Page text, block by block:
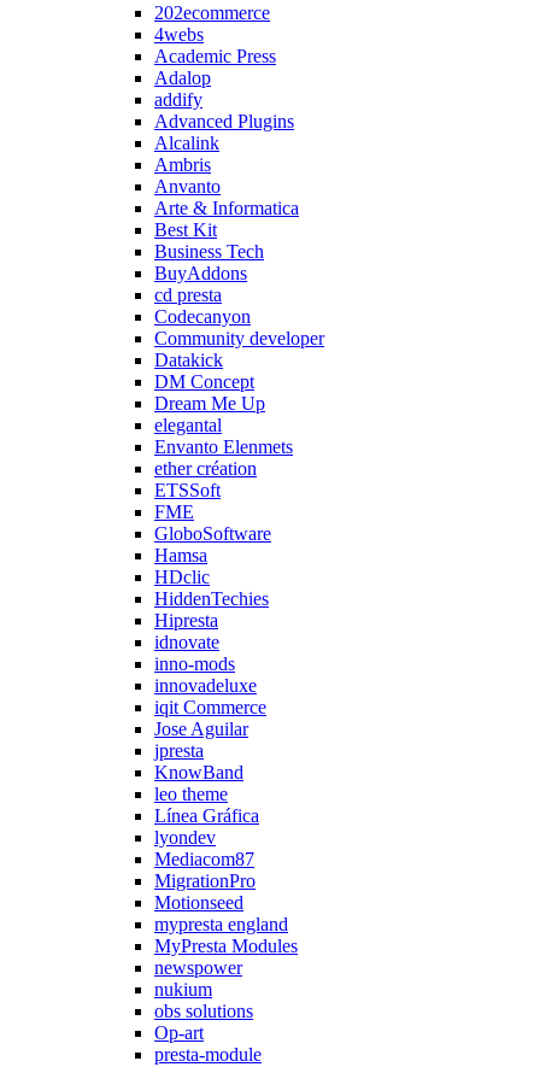
202ecommerce
4webs
Academic Press
Adalop
addify
Advanced Plugins
Alcalink
Ambris
Anvanto
Arte & Informatica
Best Kit
Business Tech
BuyAddons
cd presta
Codecanyon
Community developer
Datakick
DM Concept
Dream Me Up
elegantal
Envanto Elenmets
ether création
ETSSoft
FME
GloboSoftware
Hamsa
HDclic
HiddenTechies
Hipresta
idnovate
inno-mods
innovadeluxe
iqit Commerce
Jose Aguilar
jpresta
KnowBand
leo theme
Línea Gráfica
lyondev
Mediacom87
MigrationPro
Motionseed
mypresta england
MyPresta Modules
newspower
nukium
obs solutions
Op-art
presta-module